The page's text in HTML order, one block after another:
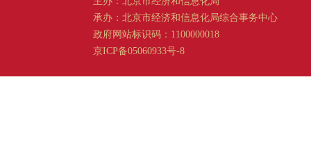
承办：北京市经济和信息化局综合事务中心
政府网站标识码：1100000018
京ICP备05060933号-8